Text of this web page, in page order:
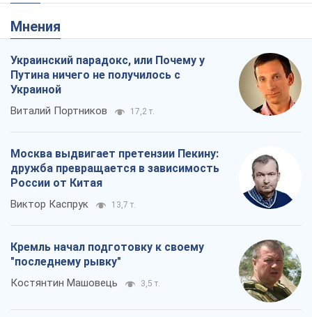
Мнения
Украинский парадокс, или Почему у
Путина ничего не получилось с
Украиной
Виталий Портников 17,2 т.
Москва выдвигает претензии Пекину:
дружба превращается в зависимость
России от Китая
Виктор Каспрук 13,7 т.
Кремль начал подготовку к своему
"последнему рывку"
Костянтин Машовець 3,5 т.